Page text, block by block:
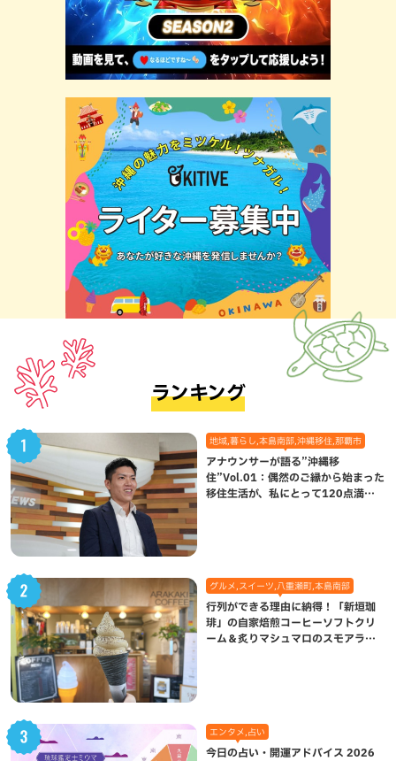
ランキング
地域,暮らし,本島南部,沖縄移住,那覇市
アナウンサーが語る”沖縄移
住”Vol.01：偶然のご縁から始まった
移住生活が、私にとって120点満点
グルメ,スイーツ,八重瀬町,本島南部
行列ができる理由に納得！「新垣珈
琲」の自家焙煎コーヒーソフトクリ
ーム＆炙りマシュマロのスモアラテ
エンタメ,占い
今日の占い・開運アドバイス 2026